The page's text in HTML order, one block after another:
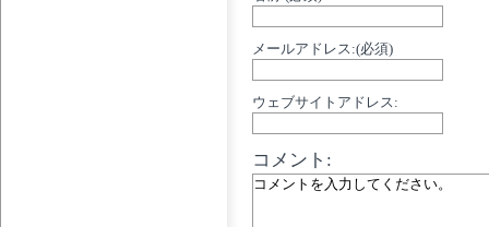
メールアドレス:(必須)
ウェブサイトアドレス:
コメント: